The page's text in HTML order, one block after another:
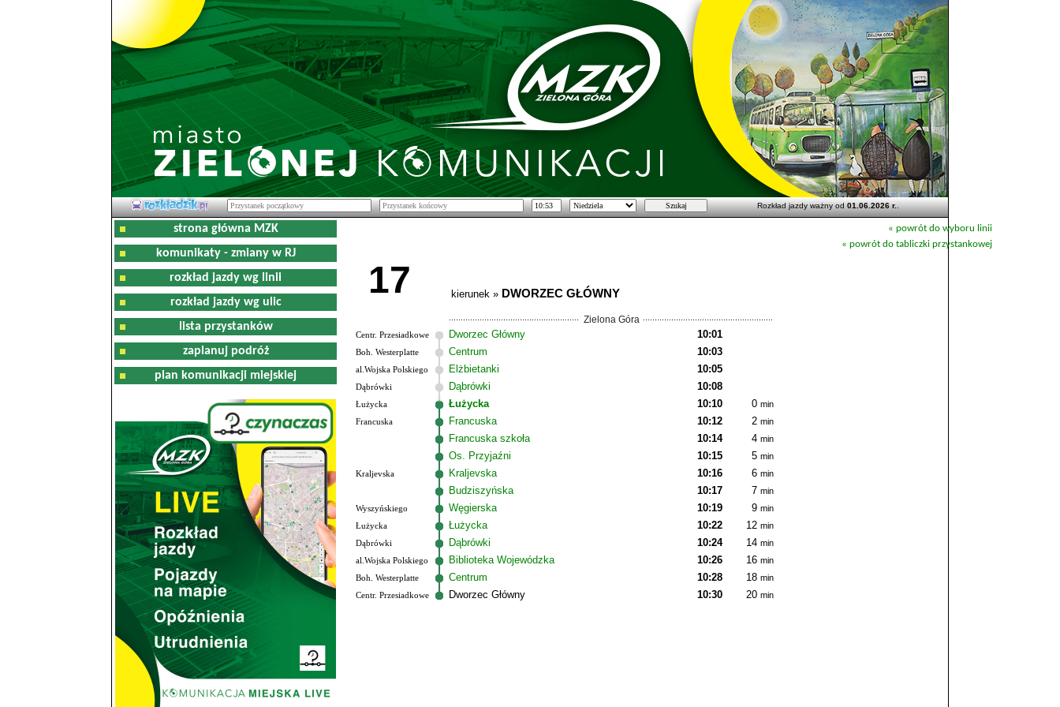
Rozkład jazdy ważny od01.06.2026 r..
strona główna MZK
komunikaty - zmiany w RJ
rozkład jazdy wg linii
rozkład jazdy wg ulic
lista przystanków
zaplanuj podróż
plan komunikacji miejskiej
« powrót do wyboru linii
« powrót do tabliczki przystankowej
17 kierunek » DWORZEC GŁÓWNY
Zielona Góra
Centr. Przesiadkowe Dworzec Główny 10:01
Boh. Westerplatte Centrum 10:03
al.Wojska Polskiego Elżbietanki 10:05
Dąbrówki Dąbrówki 10:08
Łużycka Łużycka 10:10 0 min
Francuska
Francuska 10:12 2 min
Francuska szkoła 10:14 4 min
Os. Przyjaźni 10:15 5 min
Kraljevska
Kraljevska 10:16 6 min
Budziszyńska 10:17 7 min
Wyszyńskiego
Węgierska 10:19 9 min
Łużycka
Łużycka 10:22 12 min
Dąbrówki
Dąbrówki 10:24 14 min
al.Wojska Polskiego
Biblioteka Wojewódzka 10:26 16 min
Boh. Westerplatte
Centrum 10:28 18 min
Centr. Przesiadkowe
Dworzec Główny 10:30 20 min